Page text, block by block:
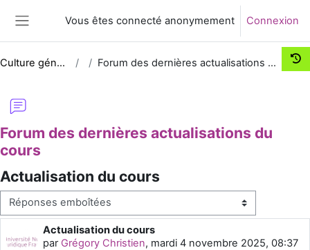
Vous êtes connecté anonymement Connexion
Culture générale Forum des dernières actualisations du cours
Forum des dernières actualisations du
cours
Actualisation du cours
Type d’affichage
Actualisation du cours
par Grégory Christien, mardi 4 novembre 2025, 08:37
Nombre de réponses : 0